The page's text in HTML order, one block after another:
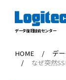
データ復旧技術センター
HOME デ
なぜ突然